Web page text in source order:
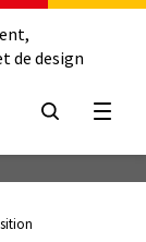
de design